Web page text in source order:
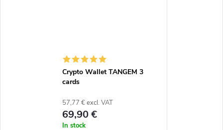
Crypto Wallet TANGEM 3
cards
57,77 € excl. VAT
69,90 €
In stock